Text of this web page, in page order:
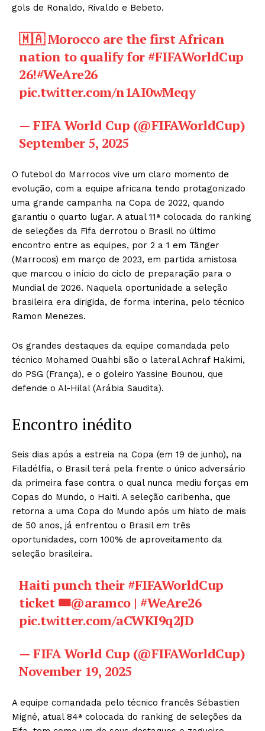
gols de Ronaldo, Rivaldo e Bebeto.
🇲🇦 Morocco are the first African
nation to qualify for #FIFAWorldCup
26!#WeAre26
pic.twitter.com/n1AI0wMeqy
— FIFA World Cup (@FIFAWorldCup)
September 5, 2025
O futebol do Marrocos vive um claro momento de
evolução, com a equipe africana tendo protagonizado
uma grande campanha na Copa de 2022, quando
garantiu o quarto lugar. A atual 11ª colocada do ranking
de seleções da Fifa derrotou o Brasil no último
encontro entre as equipes, por 2 a 1 em Tânger
(Marrocos) em março de 2023, em partida amistosa
que marcou o início do ciclo de preparação para o
Mundial de 2026. Naquela oportunidade a seleção
brasileira era dirigida, de forma interina, pelo técnico
Ramon Menezes.
Os grandes destaques da equipe comandada pelo
técnico Mohamed Ouahbi são o lateral Achraf Hakimi,
do PSG (França), e o goleiro Yassine Bounou, que
defende o Al-Hilal (Arábia Saudita).
Encontro inédito
Seis dias após a estreia na Copa (em 19 de junho), na
Filadélfia, o Brasil terá pela frente o único adversário
da primeira fase contra o qual nunca mediu forças em
Copas do Mundo, o Haiti. A seleção caribenha, que
retorna a uma Copa do Mundo após um hiato de mais
de 50 anos, já enfrentou o Brasil em três
oportunidades, com 100% de aproveitamento da
seleção brasileira.
Haiti punch their #FIFAWorldCup
ticket 🎟️@aramco| #WeAre26
pic.twitter.com/aCWKI9q2JD
— FIFA World Cup (@FIFAWorldCup)
November 19, 2025
A equipe comandada pelo técnico francês Sébastien
Migné, atual 84ª colocada do ranking de seleções da